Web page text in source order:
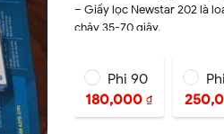
– Giấy lọc Newstar 202 là
chảy 35-70 giây.
Phi 90
180,000₫